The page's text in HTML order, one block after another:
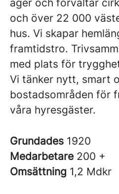
äger och förvaltar
och över 22 000
hus. Vi skapar
framtidstro.
med plats för
Vi tänker nytt, smart
bostadsområden för
våra hyresgäster.
Grundades 1920
Medarbetare 200 +
Omsättning 1,2 Mdkr